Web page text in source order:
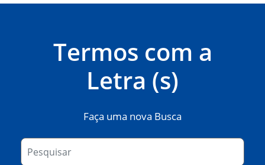
Termos com a
Letra (s)
Faça uma nova Busca